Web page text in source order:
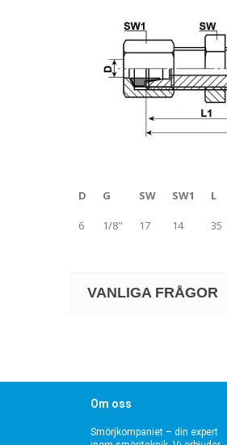
D G SW SW1 L
6 1/8" 17 14 35
VANLIGA FRÅGOR
Om oss
Smörjkompaniet – din expert